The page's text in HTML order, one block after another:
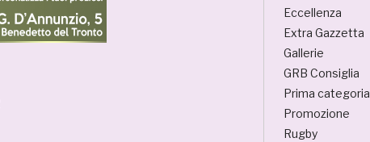
Eccellenza
Extra Gazzetta
Gallerie
GRB Consiglia
Prima categoria
Promozione
Rugby